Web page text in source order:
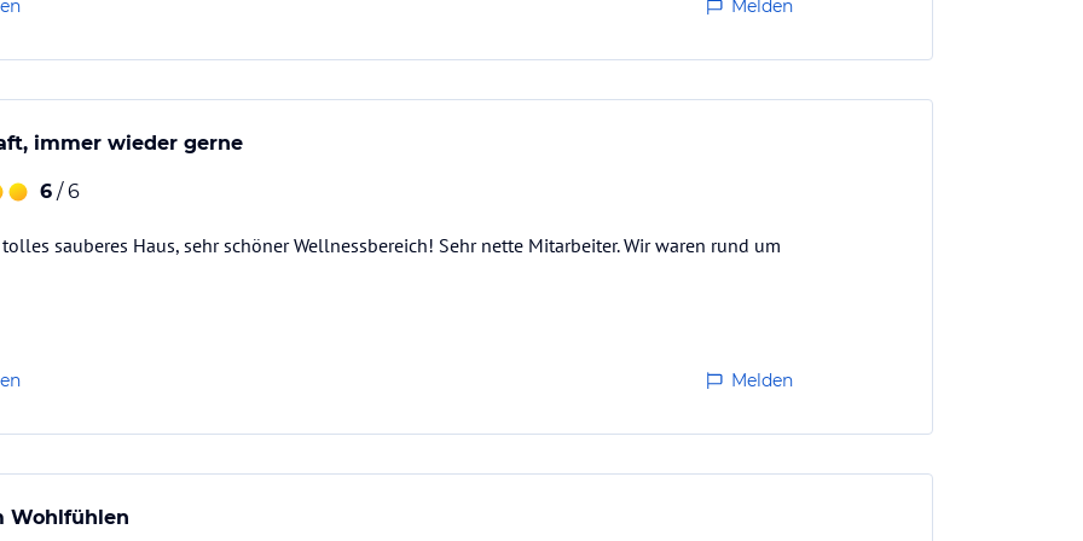
Melden
immer wieder gerne
6 / 6
sauberes Haus, sehr schöner Wellnessbereich! Sehr nette Mitarbeiter. Wir waren rund um
Melden
Wohlfühlen